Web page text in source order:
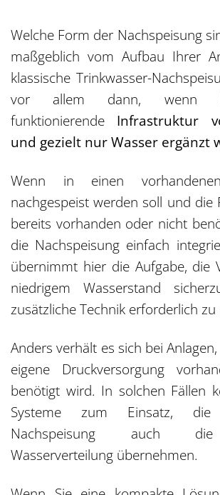
Welche Form der Nachspeisung
maßgeblich vom Aufbau Ihrer
klassische Trinkwasser-
vor allem dann, wenn
funktionierende Infrastruktur
und gezielt nur Wasser ergänzt
Wenn in einen
nachgespeist werden soll und die
bereits vorhanden oder nicht
die Nachspeisung einfach
übernimmt hier die Aufgabe, die
niedrigem Wasserstand
zusätzliche Technik erforderlich zu
Anders verhält es sich bei
eigene Druckversorgung
benötigt wird. In solchen Fällen
Systeme zum Einsatz,
Nachspeisung auch
Wasserverteilung übernehmen.